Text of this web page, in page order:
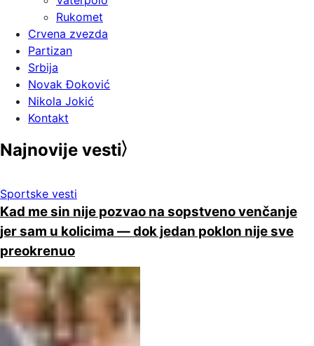
Rukomet
Crvena zvezda
Partizan
Srbija
Novak Đoković
Nikola Jokić
Kontakt
Najnovije vesti
Sportske vesti
Kad me sin nije pozvao na sopstveno venčanje
jer sam u kolicima — dok jedan poklon nije sve
preokrenuo